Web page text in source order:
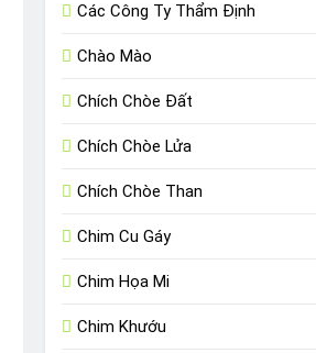
Các Công Ty Thẩm Định
Chào Mào
Chích Chòe Đất
Chích Chòe Lửa
Chích Chòe Than
Chim Cu Gáy
Chim Họa Mi
Chim Khướu